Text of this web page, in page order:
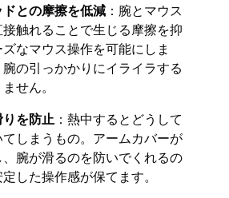
との摩擦を低減 ：腕とマウス
触れることで生じる摩擦を抑
なマウス操作を可能にしま
の引っかかりにイライラする
せん。
を防止 ：熱中するとどうして
てしまうもの。アームカバーが
腕が滑るのを防いでくれるの
した操作感が保てます。